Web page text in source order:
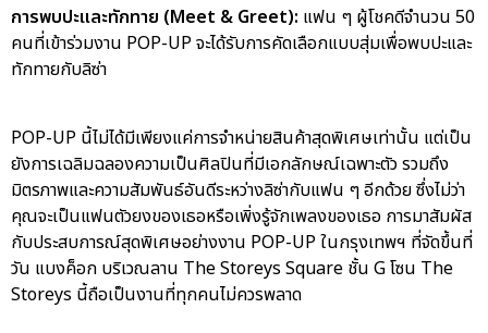
การพบปะและทักทาย (Meet & Greet): แฟน ๆ ผู้โชคดีจำนวน 50
คนที่เข้าร่วมงาน POP-UP จะได้รับการคัดเลือกแบบสุ่มเพื่อพบปะและ
ทักทายกับลิซ่า
POP-UP นี้ไม่ได้มีเพียงแค่การจำหน่ายสินค้าสุดพิเศษเท่านั้น แต่เป็น
ยังการเฉลิมฉลองความเป็นศิลปินที่มีเอกลักษณ์เฉพาะตัว รวมถึง
มิตรภาพและความสัมพันธ์อันดีระหว่างลิซ่ากับแฟน ๆ อีกด้วย ซึ่งไม่ว่า
คุณจะเป็นแฟนตัวยงของเธอหรือเพิ่งรู้จักเพลงของเธอ การมาสัมผัส
กับประสบการณ์สุดพิเศษอย่างงาน POP-UP ในกรุงเทพฯ ที่จัดขึ้นที่
วัน แบงค็อก บริเวณลาน The Storeys Square ชั้น G โซน The
Storeys นี้ถือเป็นงานที่ทุกคนไม่ควรพลาด